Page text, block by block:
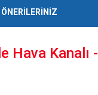
ÖNERİLERİNİZ
Hava Kanalı -